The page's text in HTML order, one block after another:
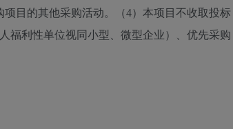
目的其他采购活动。（4）本项目不收取投标
福利性单位视同小型、微型企业）、优先采购